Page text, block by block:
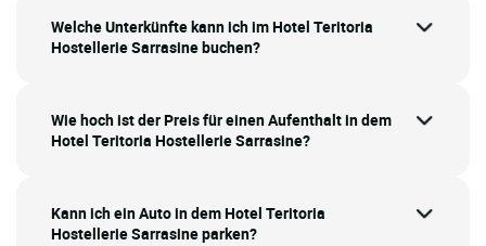
Welche Unterkünfte kann ich im Hotel Teritoria
Hostellerie Sarrasine buchen?
Wie hoch ist der Preis für einen Aufenthalt in dem
Hotel Teritoria Hostellerie Sarrasine?
Kann ich ein Auto in dem Hotel Teritoria
Hostellerie Sarrasine parken?